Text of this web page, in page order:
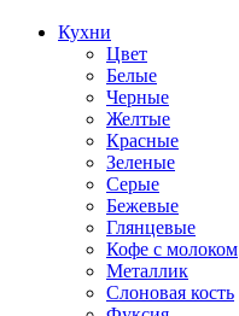
Кухни
Цвет
Белые
Черные
Желтые
Красные
Зеленые
Серые
Бежевые
Глянцевые
Кофе с молоком
Металлик
Слоновая кость